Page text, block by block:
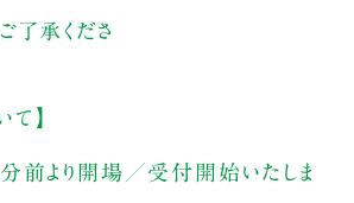
了承くださ
】
前より開場／受付開始いたしま